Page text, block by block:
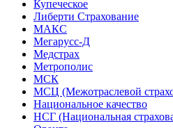
Купеческое
Либерти Страхование
МАКС
Мегарусс-Д
Медстрах
Метрополис
МСК
МСЦ (Межотраслевой
Национальное качество
НСГ (Национальная